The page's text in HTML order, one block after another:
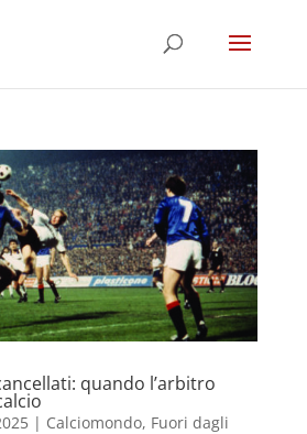
quando l’arbitro
| Calciomondo, Fuori dagli